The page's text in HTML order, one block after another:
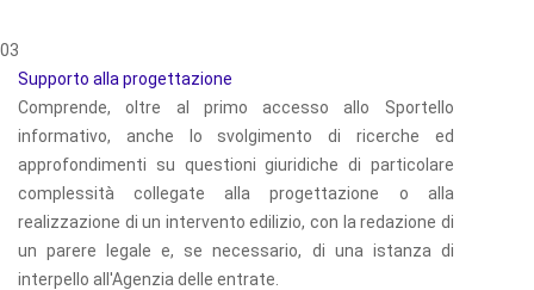
03
Supporto alla progettazione
Comprende, oltre al primo accesso allo Sportello
informativo, anche lo svolgimento di ricerche ed
approfondimenti su questioni giuridiche di particolare
complessità collegate alla progettazione o alla
realizzazione di un intervento edilizio, con la redazione di
un parere legale e, se necessario, di una istanza di
interpello all'Agenzia delle entrate.